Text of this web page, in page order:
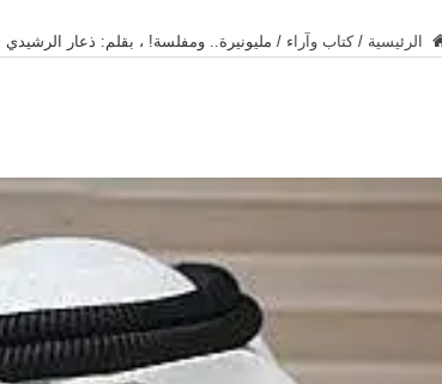
الرئيسية / كتاب وآراء / مليونيرة.. ومفلسة! ، بقلم: ذعار الرشيدي